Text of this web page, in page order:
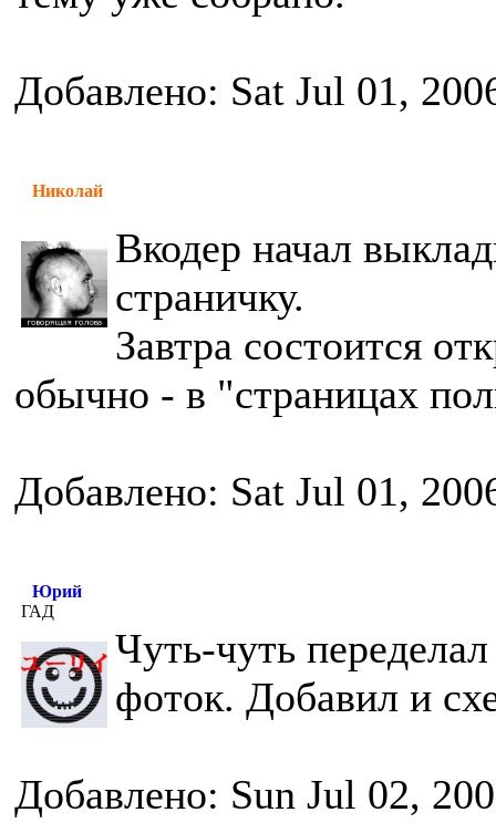
Добавлено: Sat Jul 01,
Николай
Вкодер начал
страничку.
Завтра состоится
обычно - в "страницах
Добавлено: Sat Jul 01,
Юрий
ГАД
Чуть-чуть
фоток. Добавил и
Добавлено: Sun Jul 02,